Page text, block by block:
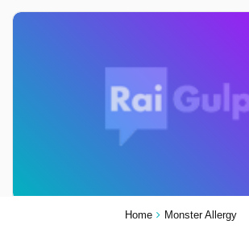
Home Monster Allergy